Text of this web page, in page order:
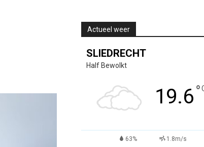
Actueel weer
SLIEDRECHT
Half Bewolkt
19.6°
63% 1.8m/s